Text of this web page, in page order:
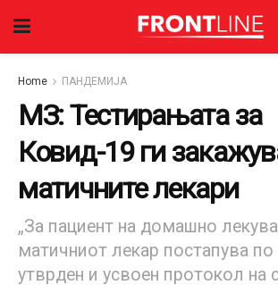
Home ПАНДЕМИЈА
МЗ: Тестирањата за
Ковид-19 ги
матичните лекари
„За пациент на домашно
матичниот лекар постапува
утврден и усвоен протокол на